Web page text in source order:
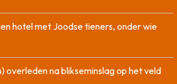
hotel met Joodse tieners, onder wie
overleden na blikseminslag op het veld